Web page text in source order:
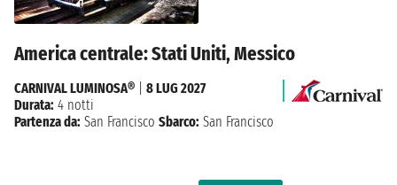
America centrale: Stati Uniti, Messico
CARNIVAL LUMINOSA®
8 LUG 2027
Durata: 4 notti
Partenza da: San Francisco Sbarco: San Francisco